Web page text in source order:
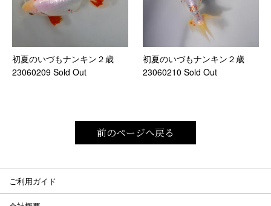
初夏のいづもナンキン２歳
23060209 Sold Out
初夏のいづもナンキン２歳
23060210 Sold Out
前のページへ戻る
ご利用ガイド